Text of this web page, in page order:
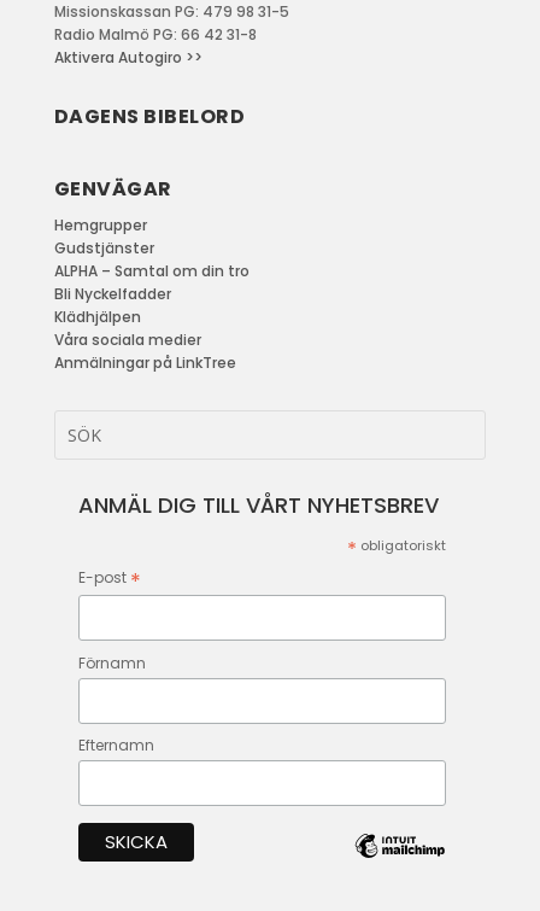
Missionskassan PG: 479 98 31-5
Radio Malmö PG: 66 42 31-8
Aktivera Autogiro >>
DAGENS BIBELORD
GENVÄGAR
Hemgrupper
Gudstjänster
ALPHA – Samtal om din tro
Bli Nyckelfadder
Klädhjälpen
Våra sociala medier
Anmälningar på LinkTree
ANMÄL DIG TILL VÅRT NYHETSBREV
* obligatoriskt
E-post *
Förnamn
Efternamn